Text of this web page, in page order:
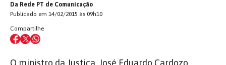
Da Rede PT de Comunicação
Publicado em 14/02/2015 às 09h10
Compartilhe
O ministro da Justiça, José Eduardo Cardozo,